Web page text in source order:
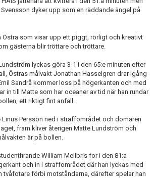
dyker upp som en räddande ängel på
Östra som visar upp ett piggt, rörligt och kreativt
gästerna blir tröttare och tröttare.
lyckas göra 3-1 i den 65:e minuten efter
Östras målvakt Jonathan Hasselgren drar igång
Sandrå kommer loss på högerkanten och med
in till Matte som har oceaner av tid när han rundar
ett riktigt fint anfall.
Persson ned i straffområdet och domaren
fram kliver återigen Matte Lundström och
är på bollen.
William Mellbris for i den 81:a
och in i straffområdet där han lyckas med
tvåfotare förbi motståndarna, därefter spelar han